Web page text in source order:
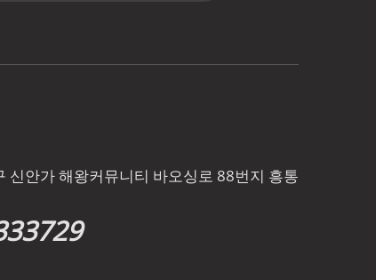
신안가 해왕커뮤니티 바오싱로 88번지 흥통